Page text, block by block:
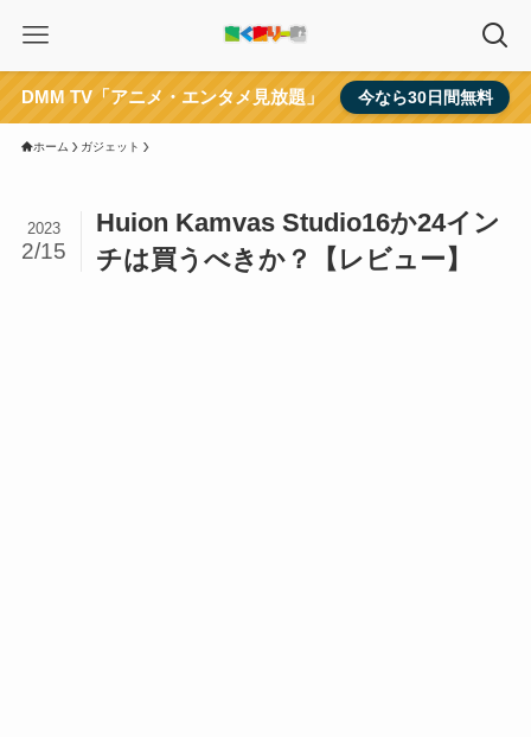
DMM TV「アニメ・エンタメ見放題」 今なら30日間無料
ホーム ガジェット
Huion Kamvas Studio16か24イン
チは買うべきか？【レビュー】
2023
2/15